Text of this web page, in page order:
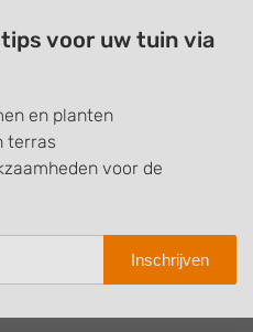
voor uw tuin via
en planten
terras
voor de
Inschrijven